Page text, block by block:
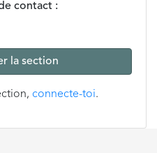
contact :
la section
connecte-toi.